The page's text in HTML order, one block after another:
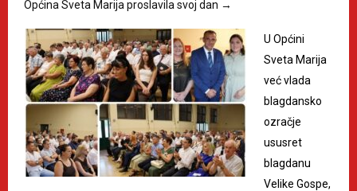
Općina Sveta Marija proslavila svoj dan →
U Općini
Sveta Marija
već vlada
blagdansko
ozračje
ususret
blagdanu
Velike Gospe,